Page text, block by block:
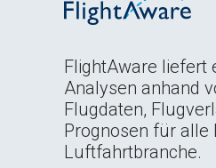
FlightAware liefert
Analysen anhand
Flugdaten,
Prognosen für alle
Luftfahrtbranche.